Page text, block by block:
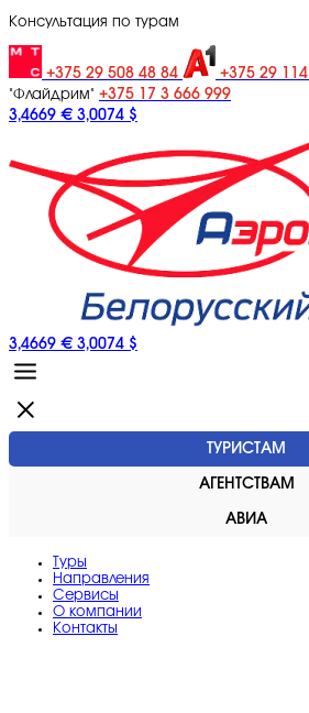
Консультация по турам
+375 29 508 48 84 +375 29
"Флайдрим" +375 17 3 666 999
3,4669 € 3,0074 $
3,4669 € 3,0074 $
ТУРИСТАМ
АГЕНТСТВАМ
АВИА
Туры
Направления
Сервисы
O компании
Контакты